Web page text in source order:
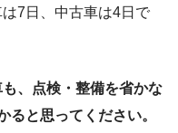
7日、中古車は4日で
、点検・整備を省かな
ると思ってください。